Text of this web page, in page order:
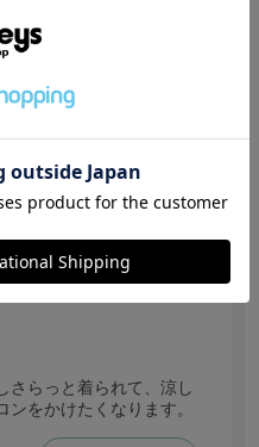
さらっと着られて、涼し
をかけたくなります。